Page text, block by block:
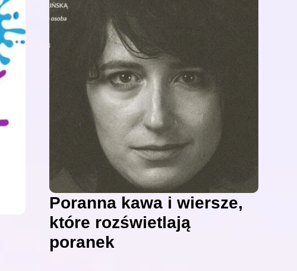
Poranna kawa i wiersze,
które rozświetlają
poranek